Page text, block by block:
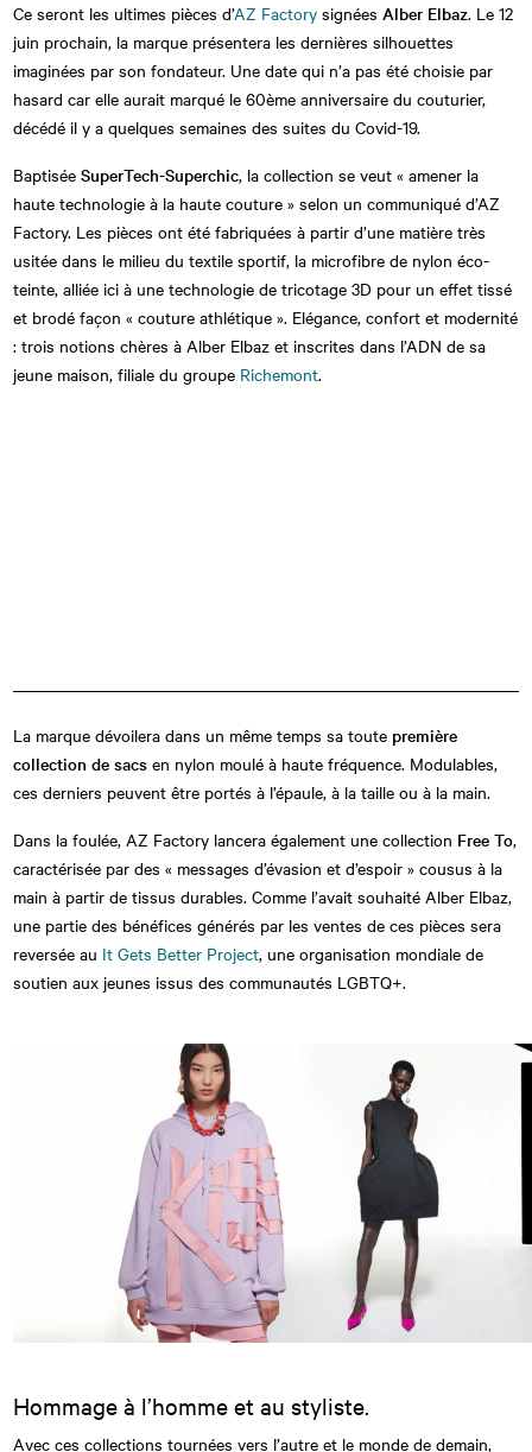
Ce seront les ultimes pièces d’AZ Factory signéesAlber Elbaz. Le 12
juin prochain, la marque présentera les dernières silhouettes
imaginées par son fondateur. Une date qui n’a pas été choisie par
hasard car elle aurait marqué le 60ème anniversaire du couturier,
décédé il y a quelques semaines des suites du Covid-19.
Baptisée SuperTech-Superchic, la collection se veut « amener la
haute technologie à la haute couture » selon un communiqué d’AZ
Factory. Les pièces ont été fabriquées à partir d’une matière très
usitée dans le milieu du textile sportif, la microfibre de nylon éco-
teinte, alliée ici à une technologie de tricotage 3D pour un effet tissé
et brodé façon « couture athlétique ». Elégance, confort et modernité
: trois notions chères à Alber Elbaz et inscrites dans l’ADN de sa
jeune maison, filiale du groupe Richemont.
La marque dévoilera dans un même temps sa toute première
collection de sacs en nylon moulé à haute fréquence. Modulables,
ces derniers peuvent être portés à l’épaule, à la taille ou à la main.
Dans la foulée, AZ Factory lancera également une collection Free To,
caractérisée par des « messages d’évasion et d’espoir » cousus à la
main à partir de tissus durables. Comme l’avait souhaité Alber Elbaz,
une partie des bénéfices générés par les ventes de ces pièces sera
reversée au It Gets Better Project, une organisation mondiale de
soutien aux jeunes issus des communautés LGBTQ+.
Hommage à l’homme et au styliste.
Avec ces collections tournées vers l’autre et le monde de demain,